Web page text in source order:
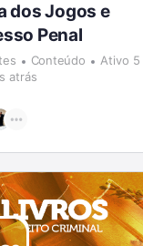
dos Jogos e
Penal
Conteúdo
Ativo 5
atrás